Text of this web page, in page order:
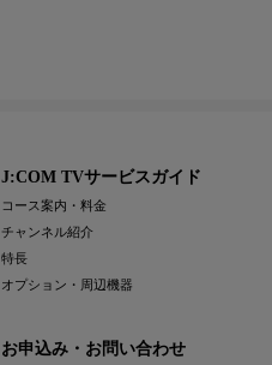
J:COM TVサービスガイド
コース案内・料金
チャンネル紹介
特長
オプション・周辺機器
お申込み・お問い合わせ